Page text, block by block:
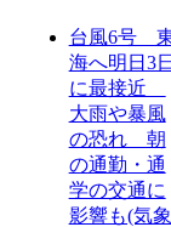
台風6号
海へ明日3日
に最接近
大雨や暴風
の恐れ 朝
の通勤・通
学の交通に
影響も(気象